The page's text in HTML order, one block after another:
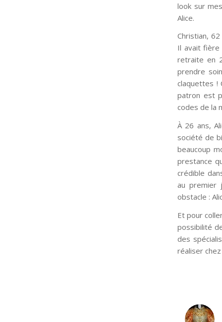
look sur
Alice.
Christian,
Il avait fière
retraite en
prendre
claquettes !
patron est
codes de la
À 26 ans,
société de
beaucoup
prestance
crédible
au premier
obstacle :
Et pour
possibilité
des
réaliser